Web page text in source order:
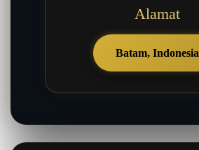
Alamat
Batam, Indonesia